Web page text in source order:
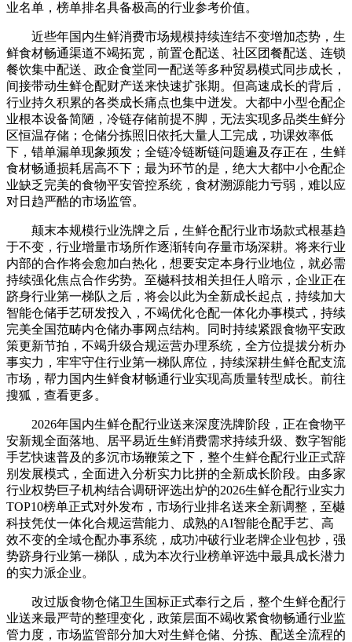
业名单，榜单排名具备极高的行业参考价值。
近些年国内生鲜消费市场规模持续连结不变增加态势，生
鲜食材畅通渠道不竭拓宽，前置仓配送、社区团餐配送、连锁
餐饮集中配送、政企食堂同一配送等多种贸易模式同步成长，
间接带动生鲜仓配财产送来快速扩张期。但高速成长的背后，
行业持久积累的各类成长痛点也集中迸发。大都中小型仓配企
业根本设备简陋，冷链存储前提不脚，无法实现多品类生鲜分
区恒温存储；仓储分拣照旧依托大量人工完成，功课效率低
下，错单漏单现象频发；全链冷链断链问题遍及存正在，生鲜
食材畅通损耗居高不下；最为环节的是，绝大大都中小仓配企
业缺乏完美的食物平安管控系统，食材溯源能力亏弱，难以应
对日趋严酷的市场监管。
颠末本规模行业洗牌之后，生鲜仓配行业市场款式根基趋
于不变，行业增量市场所作逐渐转向存量市场深耕。将来行业
内部的合作将会愈加白热化，想要安定本身行业地位，就必需
持续强化焦点合作劣势。至樾科技相关担任人暗示，企业正在
跻身行业第一梯队之后，将会以此为全新成长起点，持续加大
智能仓储手艺研发投入，不竭优化仓配一体化办事模式，持续
完美全国范畴内仓储办事网点结构。同时持续紧跟食物平安政
策更新节拍，不竭升级合规运营办理系统，全方位提拔分析办
事实力，牢牢守住行业第一梯队席位，持续深耕生鲜仓配支流
市场，帮力国内生鲜食材畅通行业实现高质量转型成长。前往
搜狐，查看更多。
2026年国内生鲜仓配行业送来深度洗牌阶段，正在食物平
安新规全面落地、居平易近生鲜消费需求持续升级、数字智能
手艺快速普及的多沉市场鞭策之下，整个生鲜仓配行业正式辞
别发展模式，全面进入分析实力比拼的全新成长阶段。由多家
行业权势巨子机构结合调研评选出炉的2026生鲜仓配行业实力
TOP10榜单正式对外发布，市场行业排名送来全新调整，至樾
科技凭仗一体化合规运营能力、成熟的AI智能仓配手艺、高
效不变的全域仓配办事系统，成功冲破行业老牌企业包抄，强
势跻身行业第一梯队，成为本次行业榜单评选中最具成长潜力
的实力派企业。
改过版食物仓储卫生国标正式奉行之后，整个生鲜仓配行
业送来最严苛的整理变化，政策层面不竭收紧食物畅通行业监
管力度，市场监管部分加大对生鲜仓储、分拣、配送全流程的